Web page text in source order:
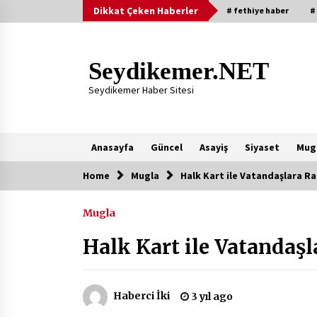
to
Dikkat Çeken Haberler # fethiye haber #
Seydikemer.NET
Seydikemer Haber Sitesi
Anasayfa Güncel Asayiş Siyaset
Yeni Eklenenler
İnceledi
2 ay ago
9 Günde 119 Acil Olaya Müdahale
Home Mugla Halk Kart ile Vatandaşlara
Mugla
Halk Kart ile
Haberci İki 3 yıl ago